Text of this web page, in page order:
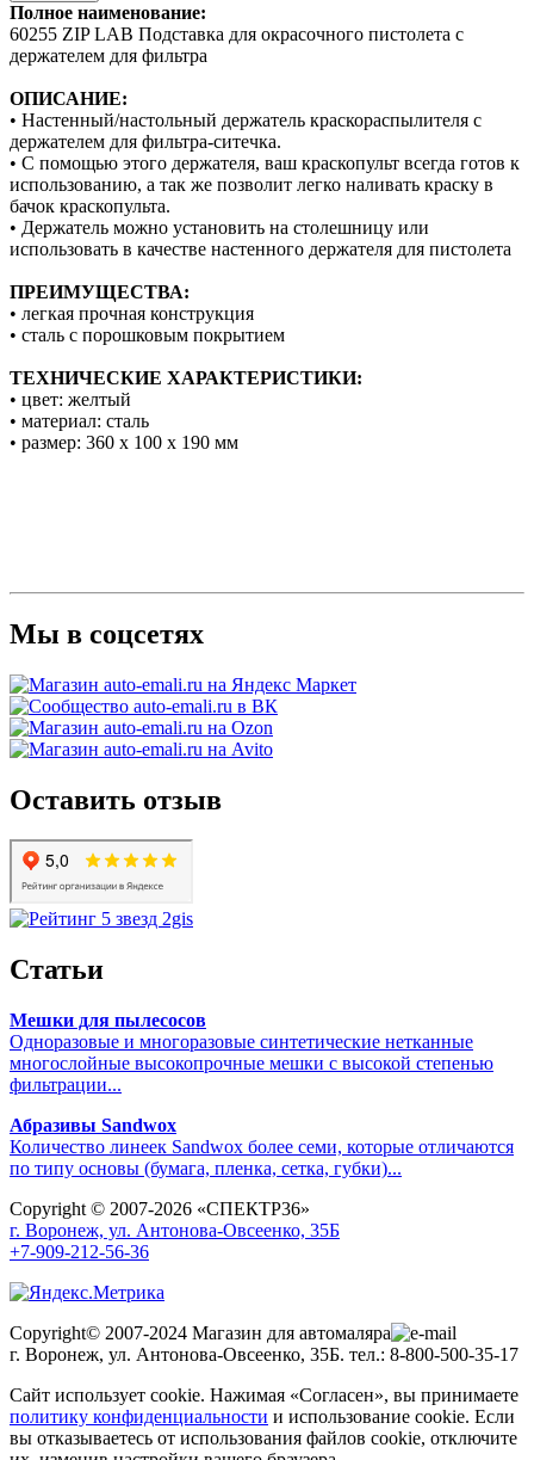
Полное наименование:
60255 ZIP LAB Подставка для окрасочного пистолета с
держателем для фильтра
ОПИСАНИЕ:
• Настенный/настольный держатель краскораспылителя с
держателем для фильтра-ситечка.
• С помощью этого держателя, ваш краскопульт всегда готов к
использованию, а так же позволит легко наливать краску в
бачок краскопульта.
• Держатель можно установить на столешницу или
использовать в качестве настенного держателя для пистолета
ПРЕИМУЩЕСТВА:
• легкая прочная конструкция
• сталь с порошковым покрытием
ТЕХНИЧЕСКИЕ ХАРАКТЕРИСТИКИ:
• цвет: желтый
• материал: сталь
• размер: 360 x 100 x 190 мм
Мы в соцсетях
Оставить отзыв
Статьи
Мешки для пылесосов
Одноразовые и многоразовые синтетические нетканные
многослойные высокопрочные мешки с высокой степенью
фильтрации...
Абразивы Sandwox
Количество линеек Sandwox более семи, которые отличаются
по типу основы (бумага, пленка, сетка, губки)...
Copyright © 2007-2026 «СПЕКТР36»
г. Воронеж, ул. Антонова-Овсеенко, 35Б
+7-909-212-56-36
Copyright© 2007-2024 Магазин для автомаляра
г. Воронеж, ул. Антонова-Овсеенко, 35Б. тел.: 8-800-500-35-17
Сайт использует cookie. Нажимая «Согласен», вы принимаете
политику конфиденциальности и использование cookie. Если
вы отказываетесь от использования файлов cookie, отключите